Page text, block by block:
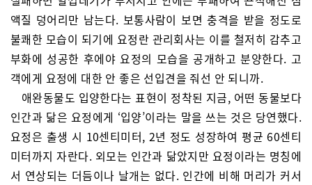
액질 덩어리만 남는다. 보통사람이 보면 충격을 받을 정도로
불쾌한 모습이 되기에 요정란 관리회사는 이를 철저히 감추고
부화에 성공한 후에야 요정의 모습을 공개하고 분양한다. 고
객에게 요정에 대한 안 좋은 선입견을 줘선 안 되니까.
애완동물도 입양한다는 표현이 정착된 지금, 어떤 동물보다
인간과 닮은 요정에게 ‘입양’이라는 말을 쓰는 것은 당연했다.
요정은 출생 시 10센티미터, 2년 정도 성장하여 평균 60센티
미터까지 자란다. 외모는 인간과 닮았지만 요정이라는 명칭에
서 연상되는 더듬이나 날개는 없다. 인간에 비해 머리가 커서